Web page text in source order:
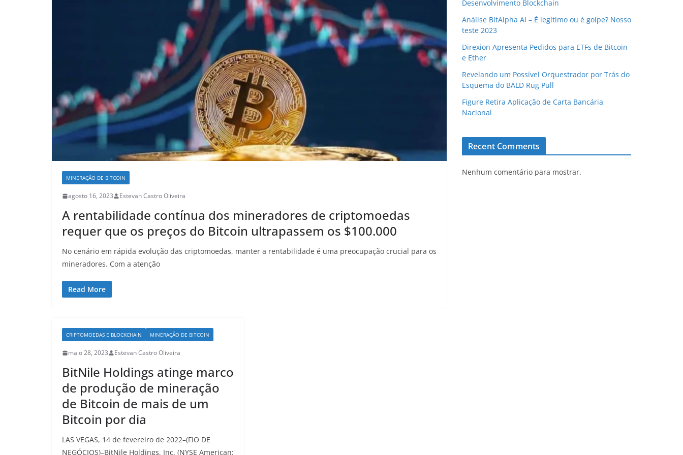
MINERAÇÃO DE BITCOIN
agosto 16, 2023 Estevan Castro Oliveira
A rentabilidade contínua dos mineradores de criptomoedas
requer que os preços do Bitcoin ultrapassem os $100.000
No cenário em rápida evolução das criptomoedas, manter a rentabilidade é uma preocupação crucial para os
mineradores. Com a atenção
Read More
CRIPTOMOEDAS E BLOCKCHAIN MINERAÇÃO DE BITCOIN
maio 28, 2023 Estevan Castro Oliveira
BitNile Holdings atinge marco
de produção de mineração
de Bitcoin de mais de um
Bitcoin por dia
LAS VEGAS, 14 de fevereiro de 2022–(FIO DE
NEGÓCIOS)–BitNile Holdings, Inc. (NYSE American:
Desenvolvimento Blockchain
Análise BitAlpha AI – É legítimo ou é golpe? Nosso
teste 2023
Direxion Apresenta Pedidos para ETFs de Bitcoin
e Ether
Revelando um Possível Orquestrador por Trás do
Esquema do BALD Rug Pull
Figure Retira Aplicação de Carta Bancária
Nacional
Recent Comments
Nenhum comentário para mostrar.